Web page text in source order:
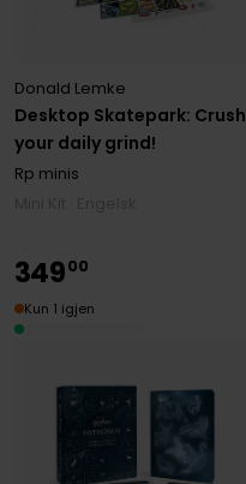
Desktop Skatepark: Crush
your daily grind!
Donald Lemke
Rp minis
34900
Kun 1 igjen